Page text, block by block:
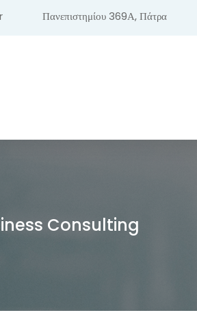
Πανεπιστημίου 369Α, Πάτρα
Consulting